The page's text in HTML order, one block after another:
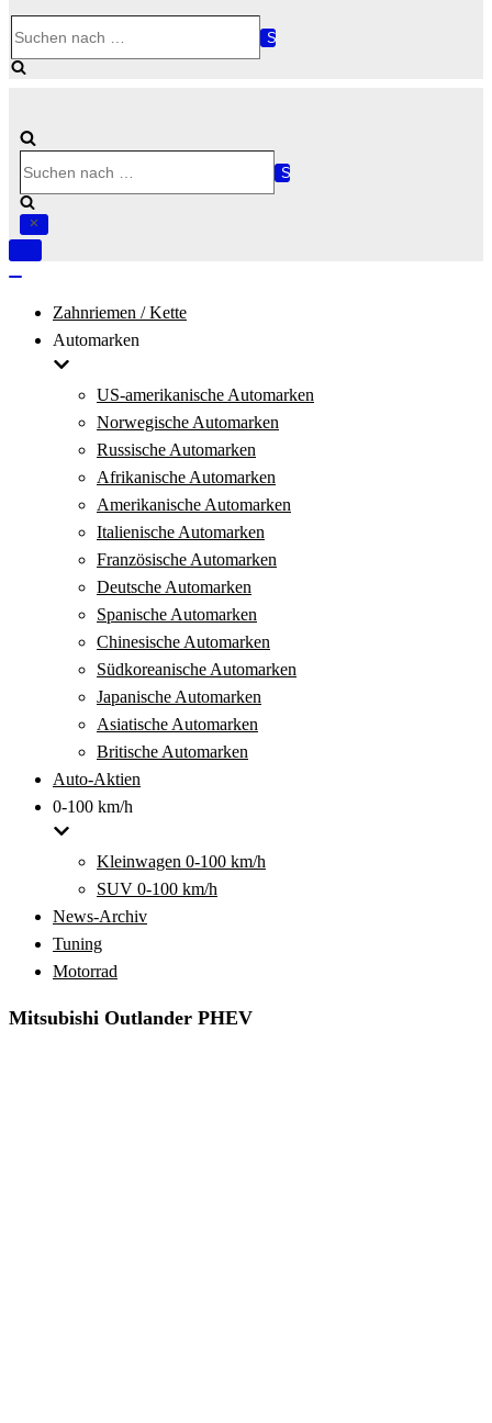
nach …
nach …
Navigation
Zahnriemen / Kette
Automarken
US-amerikanische Automarken
Norwegische Automarken
Russische Automarken
Afrikanische Automarken
Amerikanische Automarken
Italienische Automarken
Französische Automarken
Deutsche Automarken
Spanische Automarken
Chinesische Automarken
Südkoreanische Automarken
Japanische Automarken
Asiatische Automarken
Britische Automarken
Auto-Aktien
0-100 km/h
Kleinwagen 0-100 km/h
SUV 0-100 km/h
News-Archiv
Tuning
Motorrad
Mitsubishi Outlander PHEV